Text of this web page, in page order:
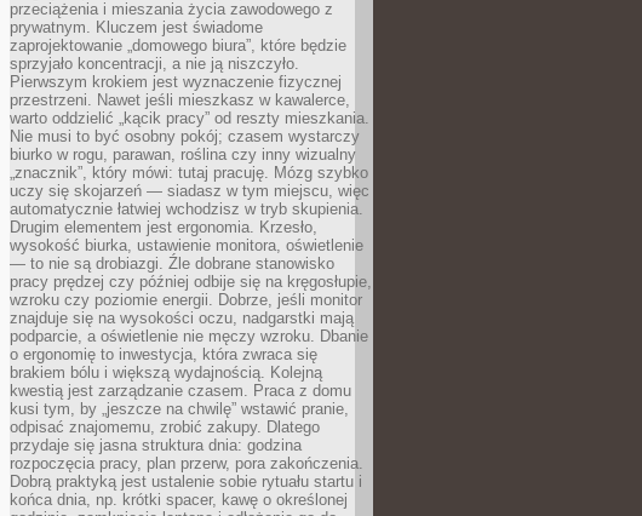
przeciążenia i mieszania życia zawodowego z
prywatnym. Kluczem jest świadome
zaprojektowanie „domowego biura”, które będzie
sprzyjało koncentracji, a nie ją niszczyło.
Pierwszym krokiem jest wyznaczenie fizycznej
przestrzeni. Nawet jeśli mieszkasz w kawalerce,
warto oddzielić „kącik pracy” od reszty mieszkania.
Nie musi to być osobny pokój; czasem wystarczy
biurko w rogu, parawan, roślina czy inny wizualny
„znacznik”, który mówi: tutaj pracuję. Mózg szybko
uczy się skojarzeń — siadasz w tym miejscu, więc
automatycznie łatwiej wchodzisz w tryb skupienia.
Drugim elementem jest ergonomia. Krzesło,
wysokość biurka, ustawienie monitora, oświetlenie
— to nie są drobiazgi. Źle dobrane stanowisko
pracy prędzej czy później odbije się na kręgosłupie,
wzroku czy poziomie energii. Dobrze, jeśli monitor
znajduje się na wysokości oczu, nadgarstki mają
podparcie, a oświetlenie nie męczy wzroku. Dbanie
o ergonomię to inwestycja, która zwraca się
brakiem bólu i większą wydajnością. Kolejną
kwestią jest zarządzanie czasem. Praca z domu
kusi tym, by „jeszcze na chwilę” wstawić pranie,
odpisać znajomemu, zrobić zakupy. Dlatego
przydaje się jasna struktura dnia: godzina
rozpoczęcia pracy, plan przerw, pora zakończenia.
Dobrą praktyką jest ustalenie sobie rytuału startu i
końca dnia, np. krótki spacer, kawę o określonej